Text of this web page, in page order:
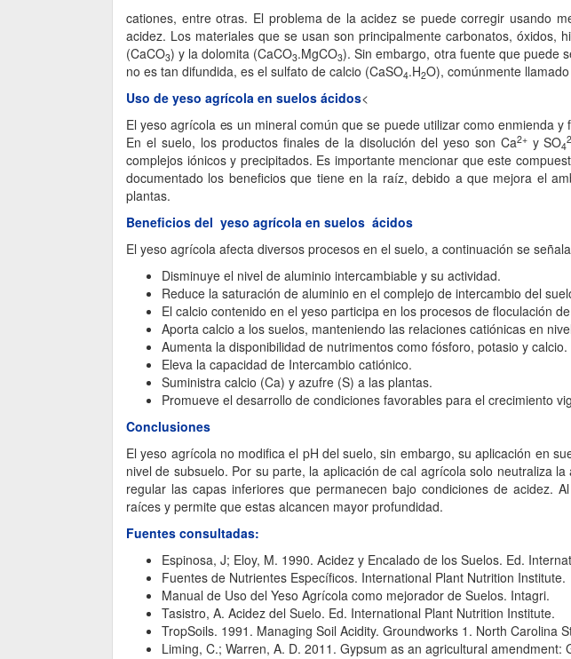
cationes, entre otras. El problema de la acidez se puede corregir usando
acidez. Los materiales que se usan son principalmente carbonatos,
(CaCO3) y la dolomita (CaCO3.MgCO3). Sin embargo, otra fuente que puede
no es tan difundida, es el sulfato de calcio (CaSO4.H2O), comúnmente
Uso de yeso agrícola en suelos ácidos<
El yeso agrícola es un mineral común que se puede utilizar como enmienda
En el suelo, los productos finales de la disolución del yeso son Ca2+y SO4
complejos iónicos y precipitados. Es importante mencionar que este
documentado los beneficios que tiene en la raíz, debido a que mejora el
plantas.
Beneficios del yeso agrícola en suelos ácidos
El yeso agrícola afecta diversos procesos en el suelo, a continuación se
Disminuye el nivel de aluminio intercambiable y su actividad.
Reduce la saturación de aluminio en el complejo de intercambio del
El calcio contenido en el yeso participa en los procesos de floculación
Aporta calcio a los suelos, manteniendo las relaciones catiónicas en
Aumenta la disponibilidad de nutrimentos como fósforo, potasio y calcio.
Eleva la capacidad de Intercambio catiónico.
Suministra calcio (Ca) y azufre (S) a las plantas.
Promueve el desarrollo de condiciones favorables para el crecimiento
Conclusiones
El yeso agrícola no modifica el pH del suelo, sin embargo, su aplicación en
nivel de subsuelo. Por su parte, la aplicación de cal agrícola solo neutraliza
regular las capas inferiores que permanecen bajo condiciones de acidez.
raíces y permite que estas alcancen mayor profundidad.
Fuentes consultadas:
Espinosa, J; Eloy, M. 1990. Acidez y Encalado de los Suelos. Ed.
Fuentes de Nutrientes Específicos. International Plant Nutrition Institute.
Manual de Uso del Yeso Agrícola como mejorador de Suelos. Intagri.
Tasistro, A. Acidez del Suelo. Ed. International Plant Nutrition Institute.
TropSoils. 1991. Managing Soil Acidity. Groundworks 1. North Carolina
Liming, C.; Warren, A. D. 2011. Gypsum as an agricultural